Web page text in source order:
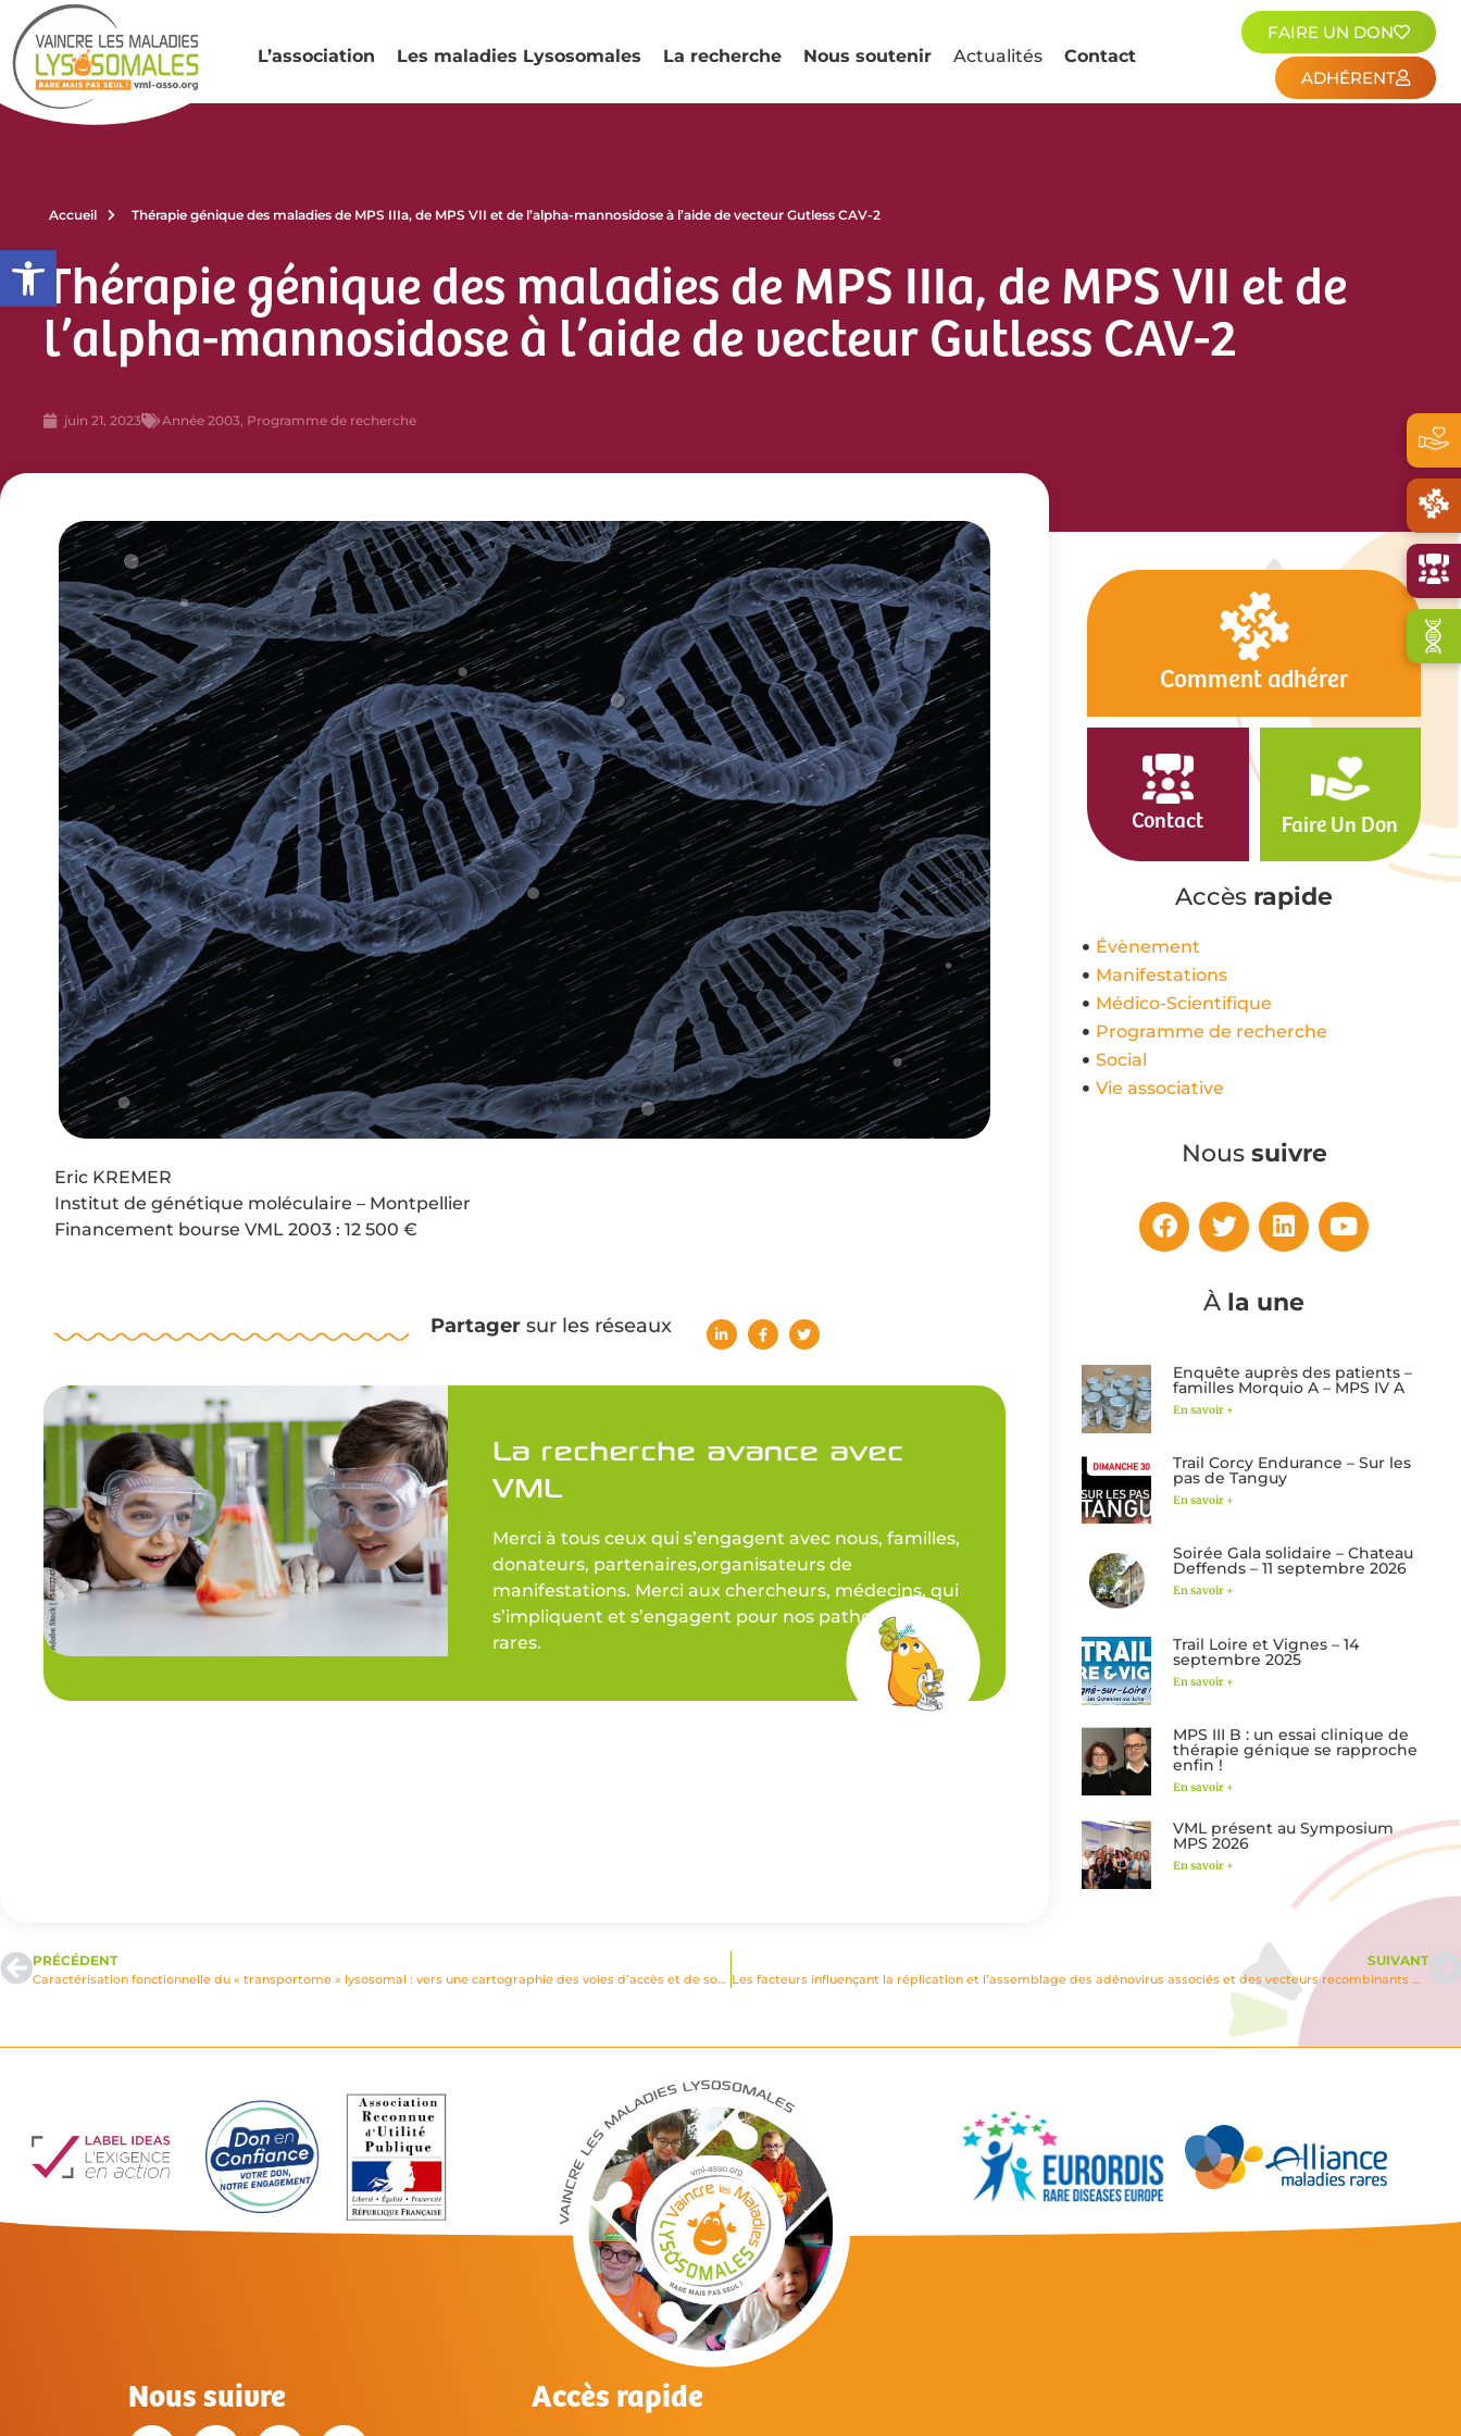
Ouvrir la barre d’outils
L’association Les maladies Lysosomales La recherche Nous soutenir Actualités Contact
FAIRE UN DON
ADHÉRENT
Accueil Thérapie génique des maladies de MPS IIIa, de MPS VII et de l’alpha-mannosidose à l’aide de vecteur Gutless CAV-2
Thérapie génique des maladies de MPS IIIa, de MPS VII et de
l’alpha-mannosidose à l’aide de vecteur Gutless CAV-2
juin 21, 2023 Année 2003, Programme de recherche
Eric KREMER
Institut de génétique moléculaire – Montpellier
Financement bourse VML 2003 : 12 500 €
Partagersur les réseaux
La recherche avance avec
VML
Merci à tous ceux qui s’engagent avec nous, familles,
donateurs, partenaires,organisateurs de
manifestations. Merci aux chercheurs, médecins, qui
s’impliquent et s’engagent pour nos pathologies
rares.
Comment adhérer
Contact Faire Un Don
Accès rapide
Évènement
Manifestations
Médico-Scientifique
Programme de recherche
Social
Vie associative
Nous suivre
À la une
Enquête auprès des patients –
familles Morquio A – MPS IV A
En savoir +
Trail Corcy Endurance – Sur les
pas de Tanguy
En savoir +
Soirée Gala solidaire – Chateau
Deffends – 11 septembre 2026
En savoir +
Trail Loire et Vignes – 14
septembre 2025
En savoir +
MPS III B : un essai clinique de
thérapie génique se rapproche
enfin !
En savoir +
VML présent au Symposium
MPS 2026
En savoir +
PRÉCÉDENT
Caractérisation fonctionnelle du « transportome » lysosomal : vers une cartographie des voies d’accès et de sortie du lysosome
SUIVANT
Les facteurs influençant la réplication et l’assemblage des adénovirus associés et des vecteurs recombinants dérivés
Nous suivre Accès rapide